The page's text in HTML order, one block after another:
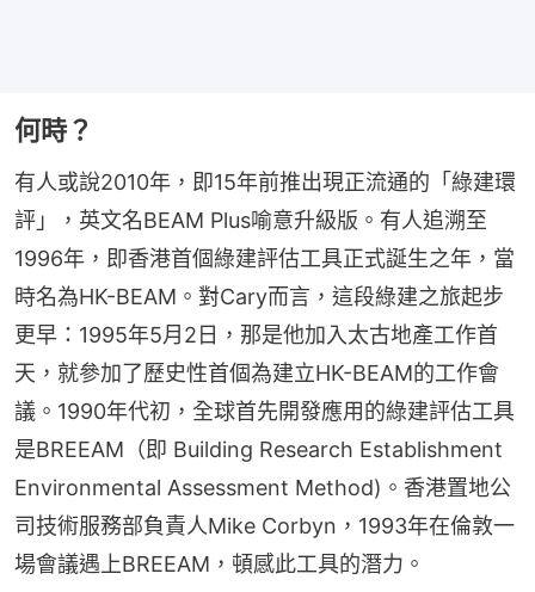
何時？
有人或說2010年，即15年前推出現正流通的「綠建環
評」，英文名BEAM Plus喻意升級版。有人追溯至
1996年，即香港首個綠建評估工具正式誕生之年，當
時名為HK-BEAM。對Cary而言，這段綠建之旅起步
更早：1995年5月2日，那是他加入太古地產工作首
天，就參加了歷史性首個為建立HK-BEAM的工作會
議。1990年代初，全球首先開發應用的綠建評估工具
是BREEAM（即 Building Research Establishment
Environmental Assessment Method)。香港置地公
司技術服務部負責人Mike Corbyn，1993年在倫敦一
場會議遇上BREEAM，頓感此工具的潛力。